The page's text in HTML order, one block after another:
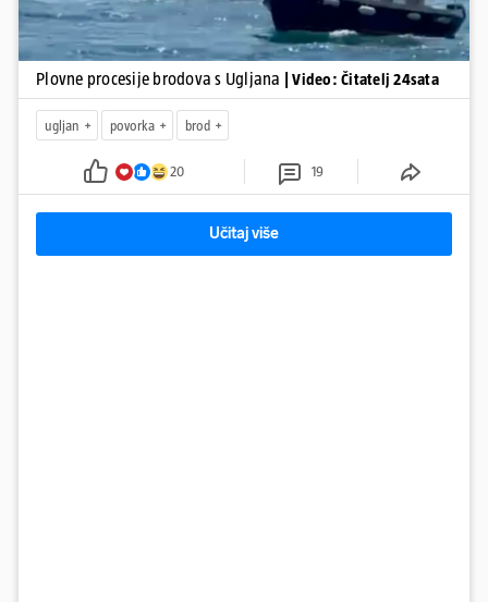
Plovne procesije brodova s Ugljana | Video: Čitatelj 24sata
ugljan povorka brod
20 19
Učitaj više